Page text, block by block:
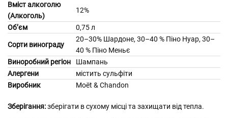
Вміст алкоголю
(Алкоголь)
12%
Об’єм 0,75 л
Сорти винограду
20–30% Шардоне, 30–40 % Піно Нуар, 30–
40 % Піно Меньє
Виноробний регіон
Шампань
Алергени
містить сульфіти
Виробник
Moët & Chandon
Зберігання:зберігати в сухому місці та захищати від тепла.